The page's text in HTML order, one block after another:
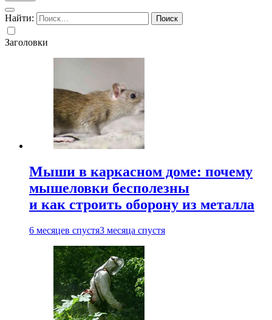
Найти:
Заголовки
Мыши в каркасном доме: почему
мышеловки бесполезны
и как строить оборону из металла
6 месяцев спустя3 месяца спустя